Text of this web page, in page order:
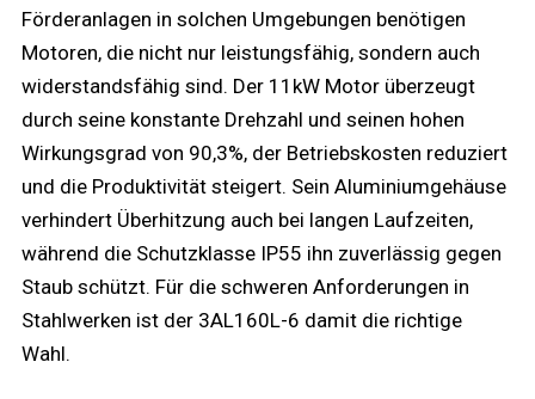
Förderanlagen in solchen Umgebungen benötigen
Motoren, die nicht nur leistungsfähig, sondern auch
widerstandsfähig sind. Der 11kW Motor überzeugt
durch seine konstante Drehzahl und seinen hohen
Wirkungsgrad von 90,3%, der Betriebskosten reduziert
und die Produktivität steigert. Sein Aluminiumgehäuse
verhindert Überhitzung auch bei langen Laufzeiten,
während die Schutzklasse IP55 ihn zuverlässig gegen
Staub schützt. Für die schweren Anforderungen in
Stahlwerken ist der 3AL160L-6 damit die richtige
Wahl.